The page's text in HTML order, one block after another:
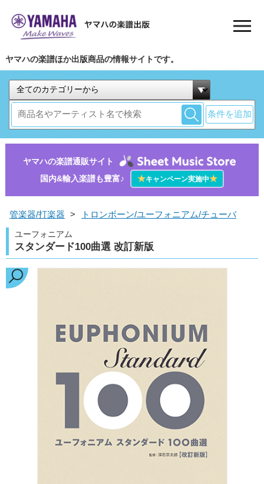
ヤマハの楽譜ほか出版商品の情報サイトです。
条件を追加
ヤマハの楽譜通販サイト
国内&輸入楽譜も豊富♪
★キャンペーン実施中★
管楽器/打楽器 > トロンボーン/ユーフォニアム/チューバ
ユーフォニアム
スタンダード100曲選 改訂新版